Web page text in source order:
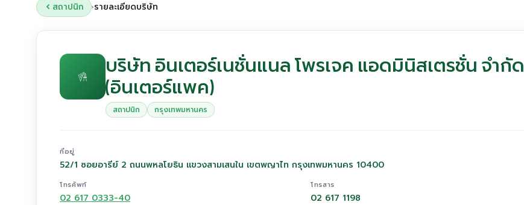
สถาปนิก ›รายละเอียดบริษัท
บริษัท อินเตอร์เนชั่นแนล โพรเจค แอดมินิสเตรชั่น จำกัด
(อินเตอร์แพค)
สถาปนิก กรุงเทพมหานคร
ที่อยู่
52/1 ซอยอารีย์ 2 ถนนพหลโยธิน แขวงสามเสนใน เขตพญาไท กรุงเทพมหานคร 10400
โทรศัพท์
02 617 0333-40
โทรสาร
02 617 1198